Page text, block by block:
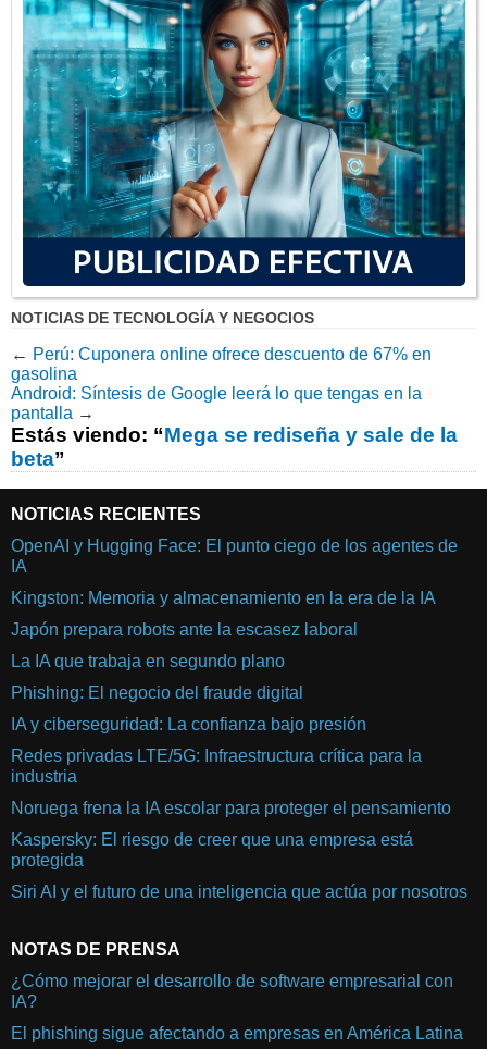
NOTICIAS DE TECNOLOGÍA Y NEGOCIOS
← Perú: Cuponera online ofrece descuento de 67% en
gasolina
Android: Síntesis de Google leerá lo que tengas en la
pantalla →
Estás viendo: “Mega se rediseña y sale de la
beta”
NOTICIAS RECIENTES
OpenAI y Hugging Face: El punto ciego de los agentes de
IA
Kingston: Memoria y almacenamiento en la era de la IA
Japón prepara robots ante la escasez laboral
La IA que trabaja en segundo plano
Phishing: El negocio del fraude digital
IA y ciberseguridad: La confianza bajo presión
Redes privadas LTE/5G: Infraestructura crítica para la
industria
Noruega frena la IA escolar para proteger el pensamiento
Kaspersky: El riesgo de creer que una empresa está
protegida
Siri AI y el futuro de una inteligencia que actúa por nosotros
NOTAS DE PRENSA
¿Cómo mejorar el desarrollo de software empresarial con
IA?
El phishing sigue afectando a empresas en América Latina